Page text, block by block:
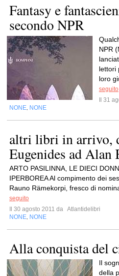
Fantasy e
secondo NPR
NPR
lettori
loro
seguito
Il 31
NONE NONE
altri libri in arrivo,
Eugenides ad Alan
ARTO PASILINNA, LE DIECI
IPERBOREA Al compimento dei
Rauno Rämekorpi, fresco di
seguito
Il 30 agosto 2011 da Atlantidelibri
NONE NONE
Alla conquista del
Il
della